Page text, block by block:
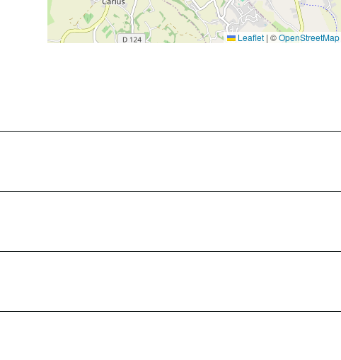
Leaflet | ©OpenStreetMap